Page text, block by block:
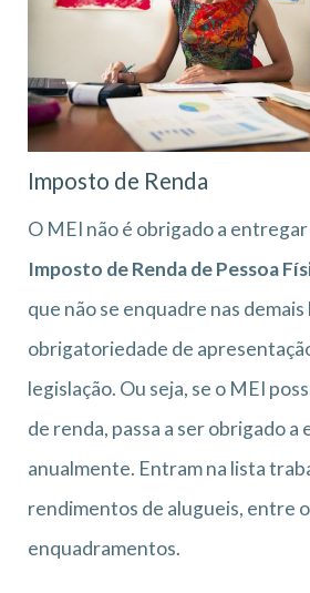
Imposto de Renda
O MEI não é obrigado a entregar
Imposto de Renda de Pessoa
que não se enquadre nas
obrigatoriedade de
legislação. Ou seja, se o MEI
de renda, passa a ser obrigado a
anualmente. Entram na lista
rendimentos de alugueis, entre
enquadramentos.